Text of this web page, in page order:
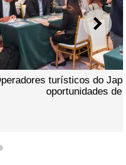
e Macau exploram
negócios
3